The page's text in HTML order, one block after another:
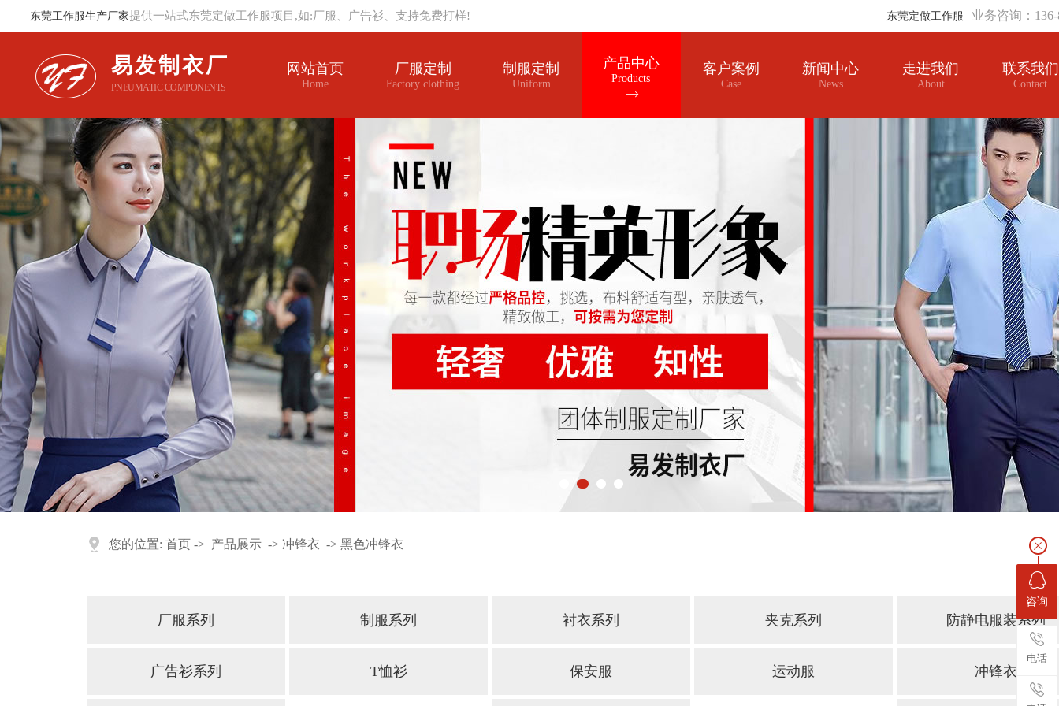
东莞工作服生产厂家提供一站式东莞定做工作服项目,如:厂服、广告衫、支持免费打样! 东莞定做工作服 业务咨询：
易发制衣厂
PNEUMATIC COMPONENTS
网站首页
Home
厂服定制
Factory clothing
制服定制
Uniform
产品中心
Products
客户案例
Case
新闻中心
News
走进我们
About
联系我们
Contact
您的位置: 首页 -> 产品展示 -> 冲锋衣 -> 黑色冲锋衣
厂服系列 制服系列 衬衣系列 夹克系列 防静电服装系列
广告衫系列 T恤衫 保安服 运动服 冲锋衣
咨询
电话